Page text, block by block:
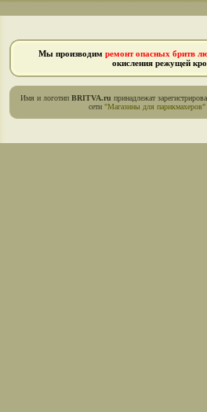
Мы производим ремонт опасных бритв
окисления режущей
Имя и логотип BRITVA.ru принадлежат
сети "Магазины для парикмахеров"